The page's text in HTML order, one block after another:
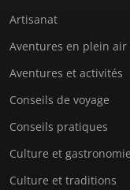
Artisanat
Aventures en plein air
Aventures et activités
Conseils de voyage
Conseils pratiques
Culture et gastronomie
Culture et traditions